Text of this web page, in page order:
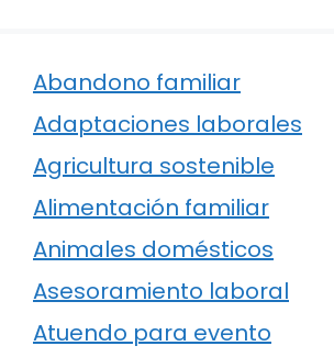
Abandono familiar
Adaptaciones laborales
Agricultura sostenible
Alimentación familiar
Animales domésticos
Asesoramiento laboral
Atuendo para evento